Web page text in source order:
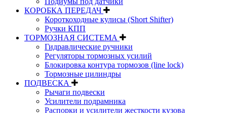
КОРОБКА ПЕРЕДАЧ
Короткоходные кулисы (Short Shifter)
Ручки КПП
ТОРМОЗНАЯ СИСТЕМА
Гидравлические ручники
Регуляторы тормозных усилий
Блокировка контура тормозов (line lock)
Тормозные цилиндры
ПОДВЕСКА
Рычаги подвески
Усилители подрамника
Распорки и усилители жесткости кузова